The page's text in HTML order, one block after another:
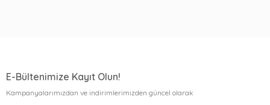
E-Bültenimize Kayıt Olun!
Kampanyalarımızdan ve indirimlerimizden güncel olarak